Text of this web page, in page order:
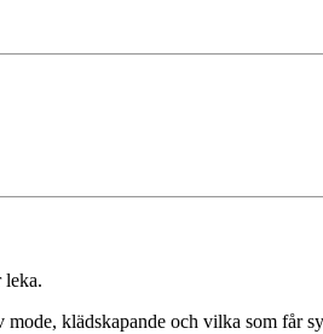
leka.
klädskapande och vilka som får